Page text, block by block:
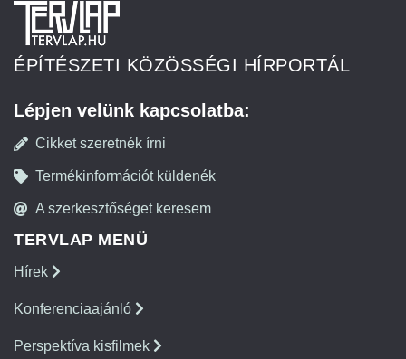
ÉPÍTÉSZETI KÖZÖSSÉGI HÍRPORTÁL
Lépjen velünk kapcsolatba:
Cikket szeretnék írni
Termékinformációt küldenék
A szerkesztőséget keresem
TERVLAP MENÜ
Hírek
Konferenciaajánló
Perspektíva kisfilmek